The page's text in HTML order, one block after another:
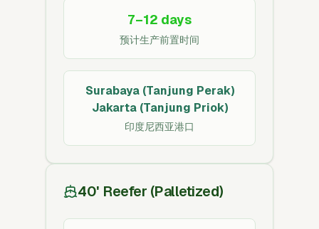
7–12 days
预计生产前置时间
Surabaya (Tanjung Perak)
Jakarta (Tanjung Priok)
印度尼西亚港口
40' Reefer (Palletized)